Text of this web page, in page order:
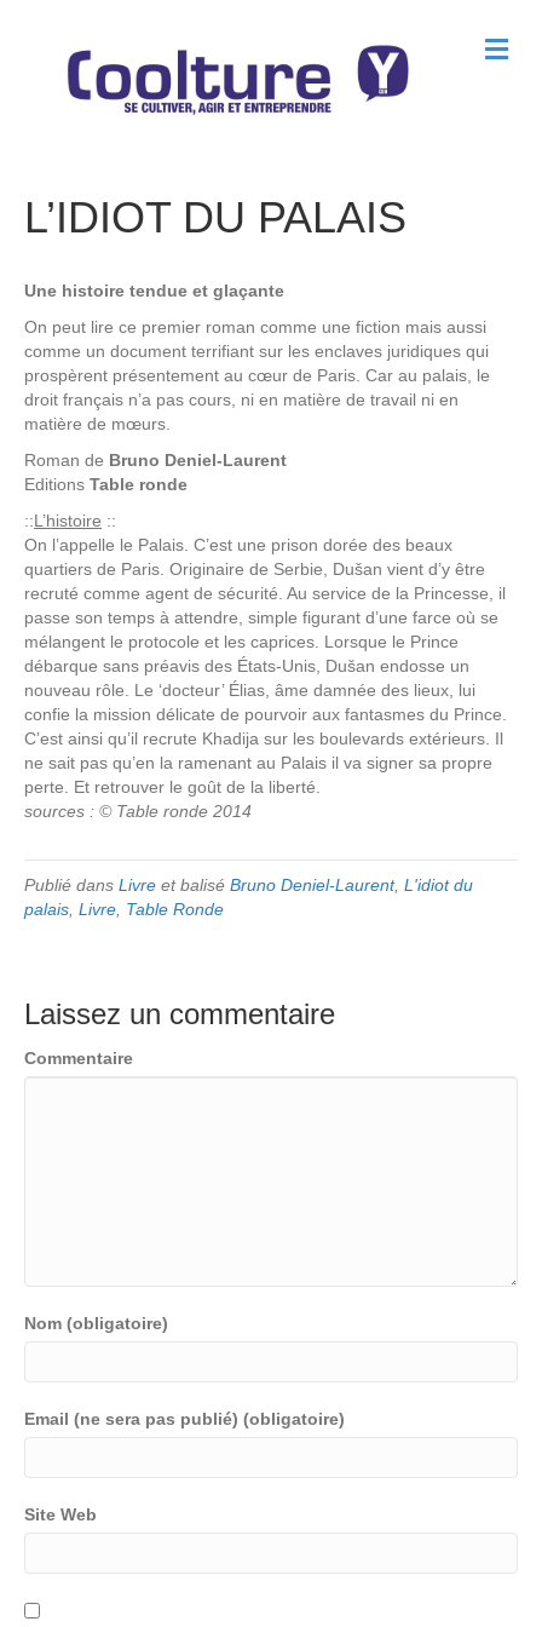
M
e
L’IDIOT DU PALAIS
Une histoire tendue et glaçante
On peut lire ce premier roman comme une fiction mais aussi
comme un document terrifiant sur les enclaves juridiques qui
prospèrent présentement au cœur de Paris. Car au palais, le
droit français n’a pas cours, ni en matière de travail ni en
matière de mœurs.
Roman de Bruno Deniel-Laurent
Editions Table ronde
::L’histoire ::
On l’appelle le Palais. C’est une prison dorée des beaux
quartiers de Paris. Originaire de Serbie, Dušan vient d’y être
recruté comme agent de sécurité. Au service de la Princesse, il
passe son temps à attendre, simple figurant d’une farce où se
mélangent le protocole et les caprices. Lorsque le Prince
débarque sans préavis des États-Unis, Dušan endosse un
nouveau rôle. Le ‘docteur’ Élias, âme damnée des lieux, lui
confie la mission délicate de pourvoir aux fantasmes du Prince.
C’est ainsi qu’il recrute Khadija sur les boulevards extérieurs. Il
ne sait pas qu’en la ramenant au Palais il va signer sa propre
perte. Et retrouver le goût de la liberté.
sources : © Table ronde 2014
Publié dans Livre et balisé Bruno Deniel-Laurent, L'idiot du
palais Livre Table Ronde
Laissez un commentaire
Commentaire
Nom (obligatoire)
Email (ne sera pas publié) (obligatoire)
Site Web